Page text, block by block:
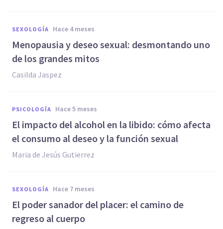
SEXOLOGÍA hace 4 meses
Menopausia y deseo sexual: desmontando uno
de los grandes mitos
Casilda Jaspez
PSICOLOGÍA hace 5 meses
El impacto del alcohol en la libido: cómo afecta
el consumo al deseo y la función sexual
Maria de Jesús Gutierrez
SEXOLOGÍA hace 7 meses
El poder sanador del placer: el camino de
regreso al cuerpo